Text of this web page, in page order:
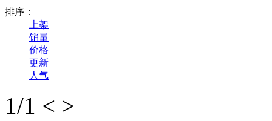
排序：
上架
销量
价格
更新
人气
1/1 < >